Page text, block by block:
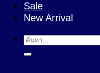
Sale
New Arrival
ค้นหา: